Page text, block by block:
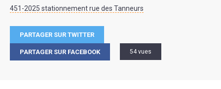
451-2025 stationnement rue des Tanneurs
PARTAGER SUR TWITTER
PARTAGER SUR FACEBOOK 54 vues